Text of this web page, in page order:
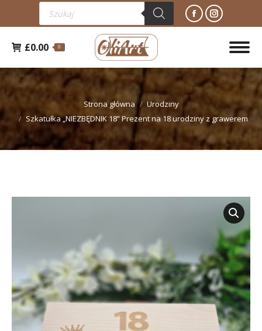
Wyszukiwarka
produktów
Facebook
otworzy
w
nowym
oknie
otworzy
się
w
nowym
oknie
£0.00 0
Jesteś tutaj: Strona główna
Urodziny
Szkatułka „NIEZBĘDNIK 18” Prezent na 18 urodziny z grawerem